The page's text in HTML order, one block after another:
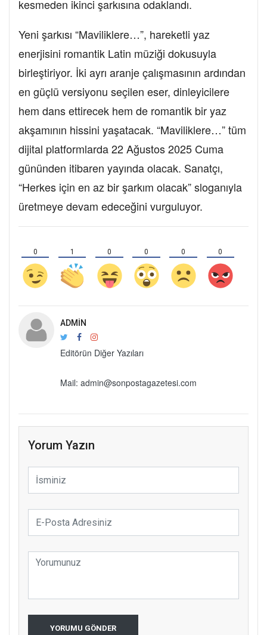
kesmeden ikinci şarkısına odaklandı.
Yeni şarkısı “Maviliklere…”, hareketli yaz
enerjisini romantik Latin müziği dokusuyla
birleştiriyor. İki ayrı aranje çalışmasının ardından
en güçlü versiyonu seçilen eser, dinleyicilere
hem dans ettirecek hem de romantik bir yaz
akşamının hissini yaşatacak. “Maviliklere…” tüm
dijital platformlarda 22 Ağustos 2025 Cuma
gününden itibaren yayında olacak. Sanatçı,
“Herkes için en az bir şarkım olacak” sloganıyla
üretmeye devam edeceğini vurguluyor.
0 1 0 0 0 0
ADMIN
Editörün Diğer Yazıları
Mail: admin@sonpostagazetesi.com
Yorum Yazın
YORUMU GÖNDER